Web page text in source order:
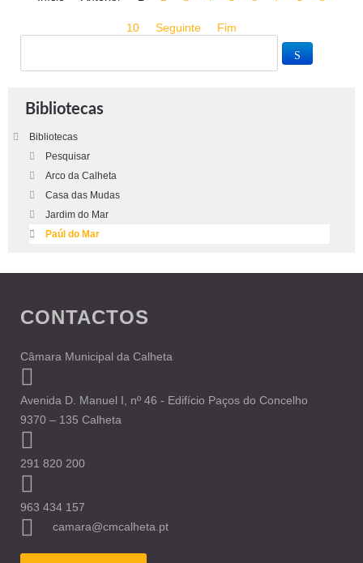
10 Seguinte Fim
Bibliotecas
Bibliotecas
Pesquisar
Arco da Calheta
Casa das Mudas
Jardim do Mar
Paúl do Mar
CONTACTOS
Câmara Municipal da Calheta
Avenida D. Manuel I, nº 46 - Edifício Paços do Concelho
9370 – 135 Calheta
291 820 200
963 434 157
camara@cmcalheta.pt